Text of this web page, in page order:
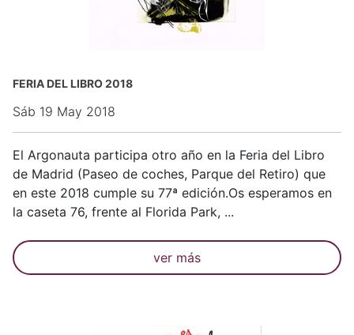
FERIA DEL LIBRO 2018
Sáb 19 May 2018
El Argonauta participa otro año en la Feria del Libro
de Madrid (Paseo de coches, Parque del Retiro) que
en este 2018 cumple su 77ª edición.Os esperamos en
la caseta 76, frente al Florida Park, ...
ver más